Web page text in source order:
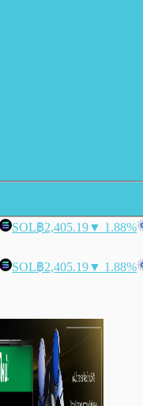
SOL฿2,405.19▼ 1.88%
SOL฿2,405.19▼ 1.88%